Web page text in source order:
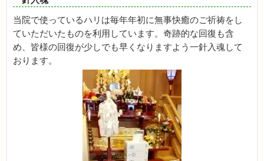
当院で使っているハリは毎年年初に無事快癒のご祈祷をし
ていただいたものを利用しています。奇跡的な回復も含
め、皆様の回復が少しでも早くなりますよう一針入魂して
おります。